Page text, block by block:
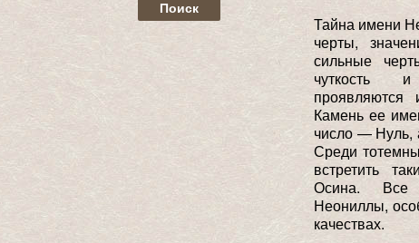
Тайна имени
черты,
сильные
чуткость и
проявляются
Камень ее
число — Нуль,
Среди
встретить
Осина. Все
Неониллы,
качествах.